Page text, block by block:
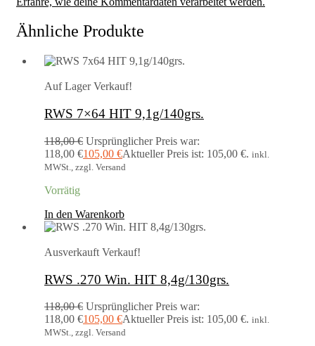
Ähnliche Produkte
Auf Lager Verkauf!
RWS 7×64 HIT 9,1g/140grs.
118,00€ Ursprünglicher Preis war:
118,00 €105,00 €Aktueller Preis ist: 105,00 €. inkl.
MWSt., zzgl. Versand
Vorrätig
In den Warenkorb
Ausverkauft Verkauf!
RWS .270 Win. HIT 8,4g/130grs.
118,00€ Ursprünglicher Preis war:
118,00 €105,00 €Aktueller Preis ist: 105,00 €. inkl.
MWSt., zzgl. Versand